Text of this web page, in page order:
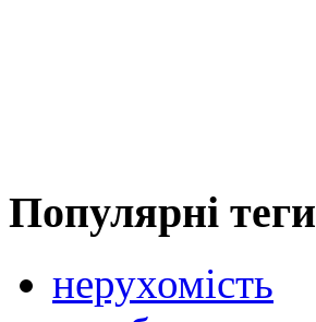
Популярні теги
нерухомість